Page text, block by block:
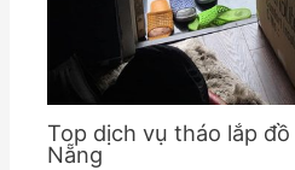
Top dịch vụ tháo lắp
Nẵng